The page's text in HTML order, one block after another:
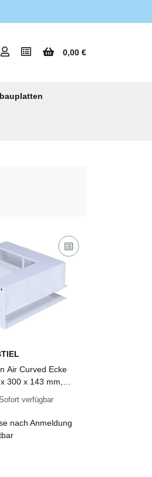
0,00 €
Air Curved Ecke
300 x 143 mm,
verfügbar
nach Anmeldung